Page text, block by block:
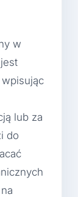
w
lub za
do